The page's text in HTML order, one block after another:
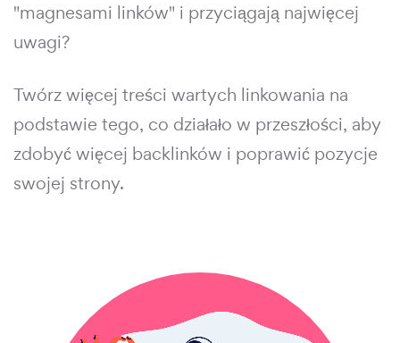
"magnesami linków" i przyciągają najwięcej
uwagi?
Twórz więcej treści wartych linkowania na
podstawie tego, co działało w przeszłości, aby
zdobyć więcej backlinków i poprawić pozycje
swojej strony.